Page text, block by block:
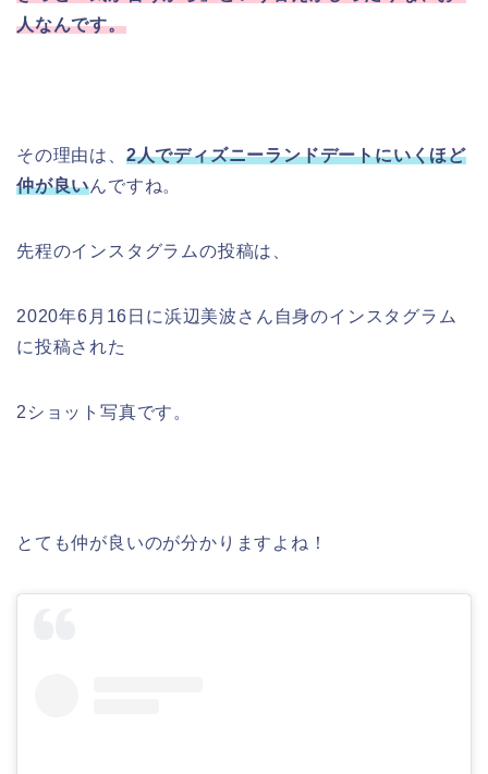
人なんです。
その理由は、 2人でディズニーランドデートにいくほど
仲が良いんですね。
先程のインスタグラムの投稿は、
2020年6月16日に浜辺美波さん自身のインスタグラム
に投稿された
2ショット写真です。
とても仲が良いのが分かりますよね！